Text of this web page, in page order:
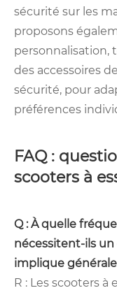
sécurité sur les
proposons
personnalisation,
des accessoires
sécurité, pour
préférences
FAQ :
scooters à
Q : À quelle
nécessitent-ils
implique
R : Les scooters